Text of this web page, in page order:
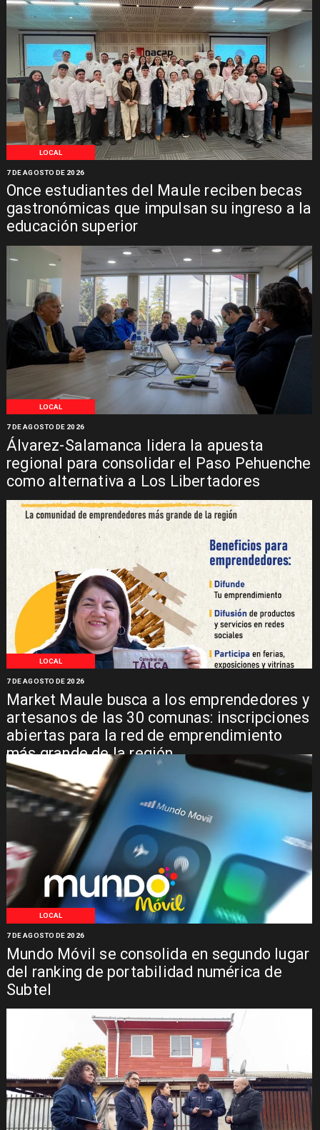
LOCAL
Once estudiantes del Maule reciben becas
gastronómicas que impulsan su ingreso a la
educación superior
7 DE AGOSTO DE 2026
LOCAL
Álvarez-Salamanca lidera la apuesta
regional para consolidar el Paso Pehuenche
como alternativa a Los Libertadores
7 DE AGOSTO DE 2026
LOCAL
Market Maule busca a los emprendedores y
artesanos de las 30 comunas: inscripciones
abiertas para la red de emprendimiento
más grande de la región
7 DE AGOSTO DE 2026
LOCAL
Mundo Móvil se consolida en segundo lugar
del ranking de portabilidad numérica de
Subtel
7 DE AGOSTO DE 2026